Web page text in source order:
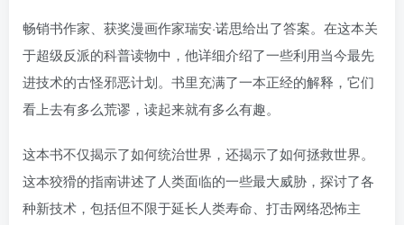
畅销书作家、获奖漫画作家瑞安·诺思给出了答案。在这本关
于超级反派的科普读物中，他详细介绍了一些利用当今最先
进技术的古怪邪恶计划。书里充满了一本正经的解释，它们
看上去有多么荒谬，读起来就有多么有趣。
这本书不仅揭示了如何统治世界，还揭示了如何拯救世界。
这本狡猾的指南讲述了人类面临的一些最大威胁，探讨了各
种新技术，包括但不限于延长人类寿命、打击网络恐怖主